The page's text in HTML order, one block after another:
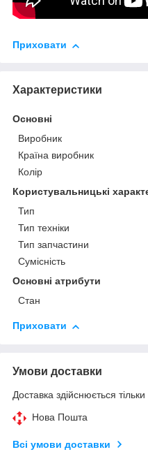
Приховати
Характеристики
Основні
Виробник
Країна виробник
Колір
Користувальницькі
Тип
Тип техніки
Тип запчастини
Сумісність
Основні атрибути
Стан
Приховати
Умови доставки
Доставка здійснюється
Нова Пошта
Всі умови доставки